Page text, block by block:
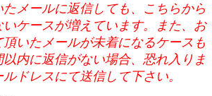
メールに返信しても、こちらから
ケースが増えています。また、お
いたメールが未着になるケースも
内に返信がない場合、恐れ入りま
ドレスにて送信して下さい。